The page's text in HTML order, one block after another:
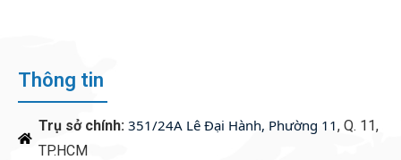
Thông tin
Trụ sở chính: 351/24A Lê Đại Hành, Phường 11, Q. 11,
TP.HCM